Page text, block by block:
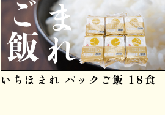
いちほまれ パックご飯 18食